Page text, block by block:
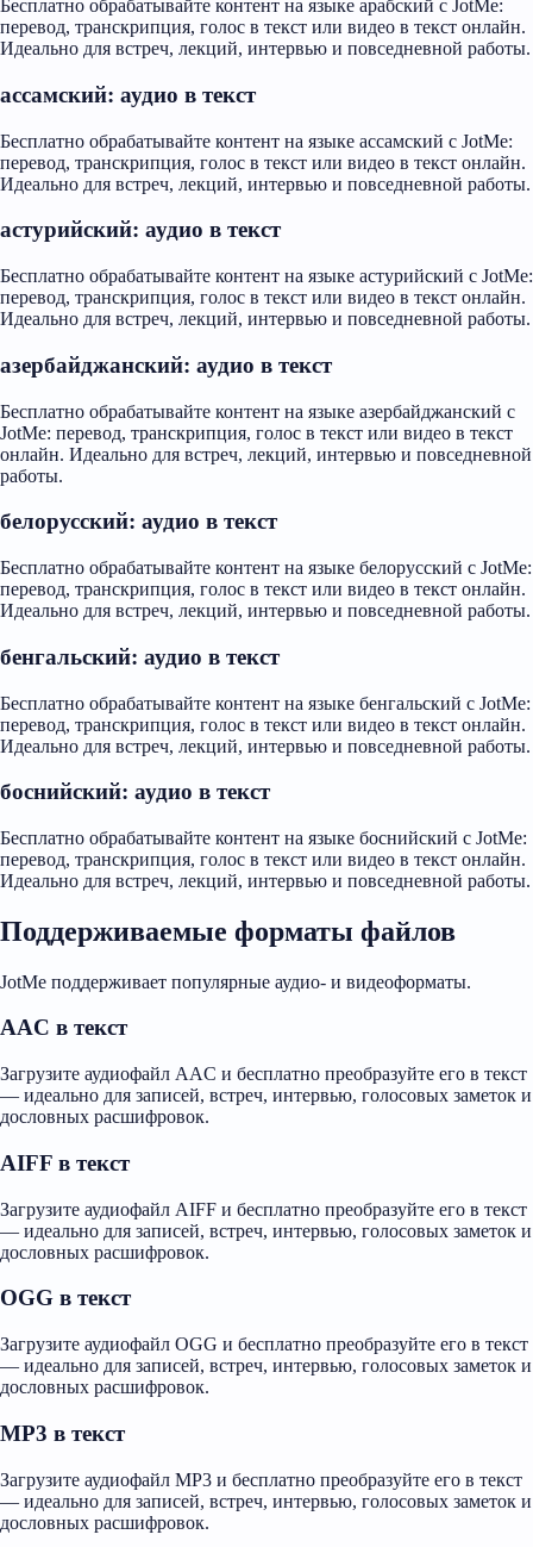
Бесплатно обрабатывайте контент на языке арабский с JotMe:
перевод, транскрипция, голос в текст или видео в текст онлайн.
Идеально для встреч, лекций, интервью и повседневной работы.
ассамский: аудио в текст
Бесплатно обрабатывайте контент на языке ассамский с JotMe:
перевод, транскрипция, голос в текст или видео в текст онлайн.
Идеально для встреч, лекций, интервью и повседневной работы.
астурийский: аудио в текст
Бесплатно обрабатывайте контент на языке астурийский с JotMe:
перевод, транскрипция, голос в текст или видео в текст онлайн.
Идеально для встреч, лекций, интервью и повседневной работы.
азербайджанский: аудио в текст
Бесплатно обрабатывайте контент на языке азербайджанский с
JotMe: перевод, транскрипция, голос в текст или видео в текст
онлайн. Идеально для встреч, лекций, интервью и повседневной
работы.
белорусский: аудио в текст
Бесплатно обрабатывайте контент на языке белорусский с JotMe:
перевод, транскрипция, голос в текст или видео в текст онлайн.
Идеально для встреч, лекций, интервью и повседневной работы.
бенгальский: аудио в текст
Бесплатно обрабатывайте контент на языке бенгальский с JotMe:
перевод, транскрипция, голос в текст или видео в текст онлайн.
Идеально для встреч, лекций, интервью и повседневной работы.
боснийский: аудио в текст
Бесплатно обрабатывайте контент на языке боснийский с JotMe:
перевод, транскрипция, голос в текст или видео в текст онлайн.
Идеально для встреч, лекций, интервью и повседневной работы.
Поддерживаемые форматы файлов
JotMe поддерживает популярные аудио- и видеоформаты.
AAC в текст
Загрузите аудиофайл AAC и бесплатно преобразуйте его в текст
— идеально для записей, встреч, интервью, голосовых заметок и
дословных расшифровок.
AIFF в текст
Загрузите аудиофайл AIFF и бесплатно преобразуйте его в текст
— идеально для записей, встреч, интервью, голосовых заметок и
дословных расшифровок.
OGG в текст
Загрузите аудиофайл OGG и бесплатно преобразуйте его в текст
— идеально для записей, встреч, интервью, голосовых заметок и
дословных расшифровок.
MP3 в текст
Загрузите аудиофайл MP3 и бесплатно преобразуйте его в текст
— идеально для записей, встреч, интервью, голосовых заметок и
дословных расшифровок.